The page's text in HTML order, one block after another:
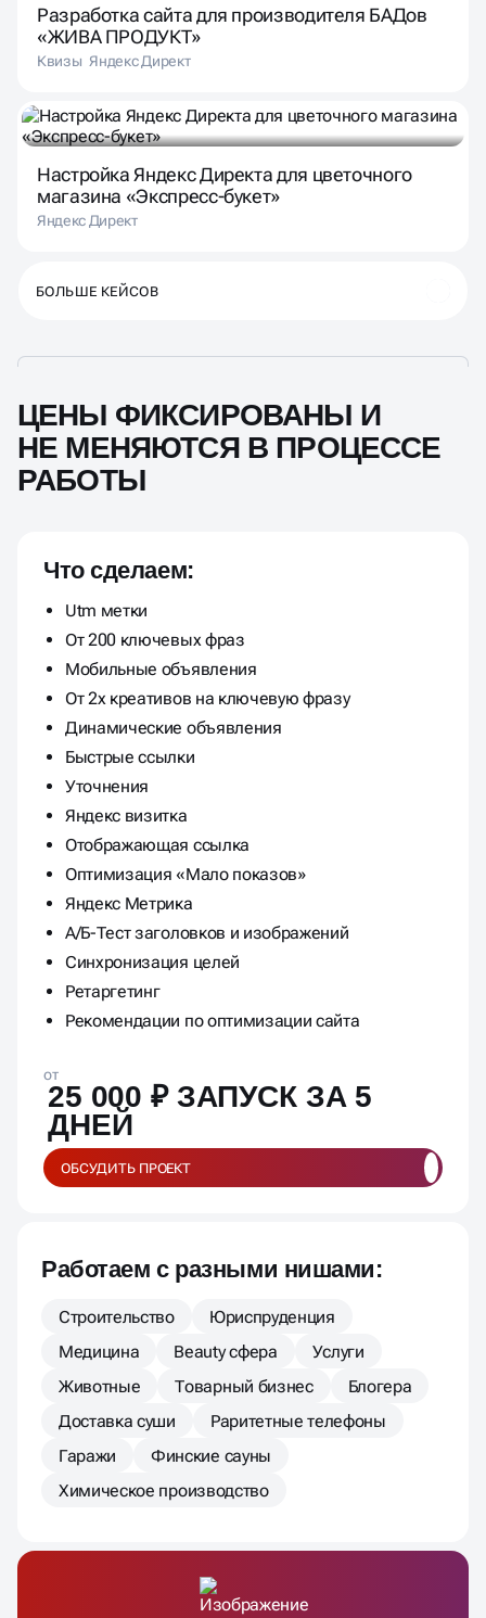
Разработка сайта для производителя БАДов
«ЖИВА ПРОДУКТ»
Квизы Яндекс Директ
Настройка Яндекс Директа для цветочного
магазина «Экспресс-букет»
Яндекс Директ
БОЛЬШЕ КЕЙСОВ
ЦЕНЫ ФИКСИРОВАНЫ И
НЕ МЕНЯЮТСЯ В ПРОЦЕССЕ
РАБОТЫ
Что сделаем:
Utm метки
От 200 ключевых фраз
Мобильные объявления
От 2х креативов на ключевую фразу
Динамические объявления
Быстрые ссылки
Уточнения
Яндекс визитка
Отображающая ссылка
Оптимизация «Мало показов»
Яндекс Метрика
А/Б-Тест заголовков и изображений
Синхронизация целей
Ретаргетинг
Рекомендации по оптимизации сайта
от
25 000 ₽ ЗАПУСК ЗА 5
ДНЕЙ
ОБСУДИТЬ ПРОЕКТ
Работаем с разными нишами:
Строительство
Юриспруденция
Медицина
Beauty сфера
Услуги
Животные
Товарный бизнес
Блогера
Доставка суши
Раритетные телефоны
Гаражи
Финские сауны
Химическое производство